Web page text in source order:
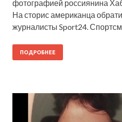
фотографией россиянина
На сторис американца
журналисты Sport24.
ПОДРОБНЕЕ